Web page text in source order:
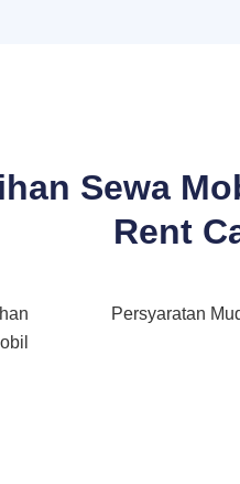
Sewa
Rent
Persyaratan